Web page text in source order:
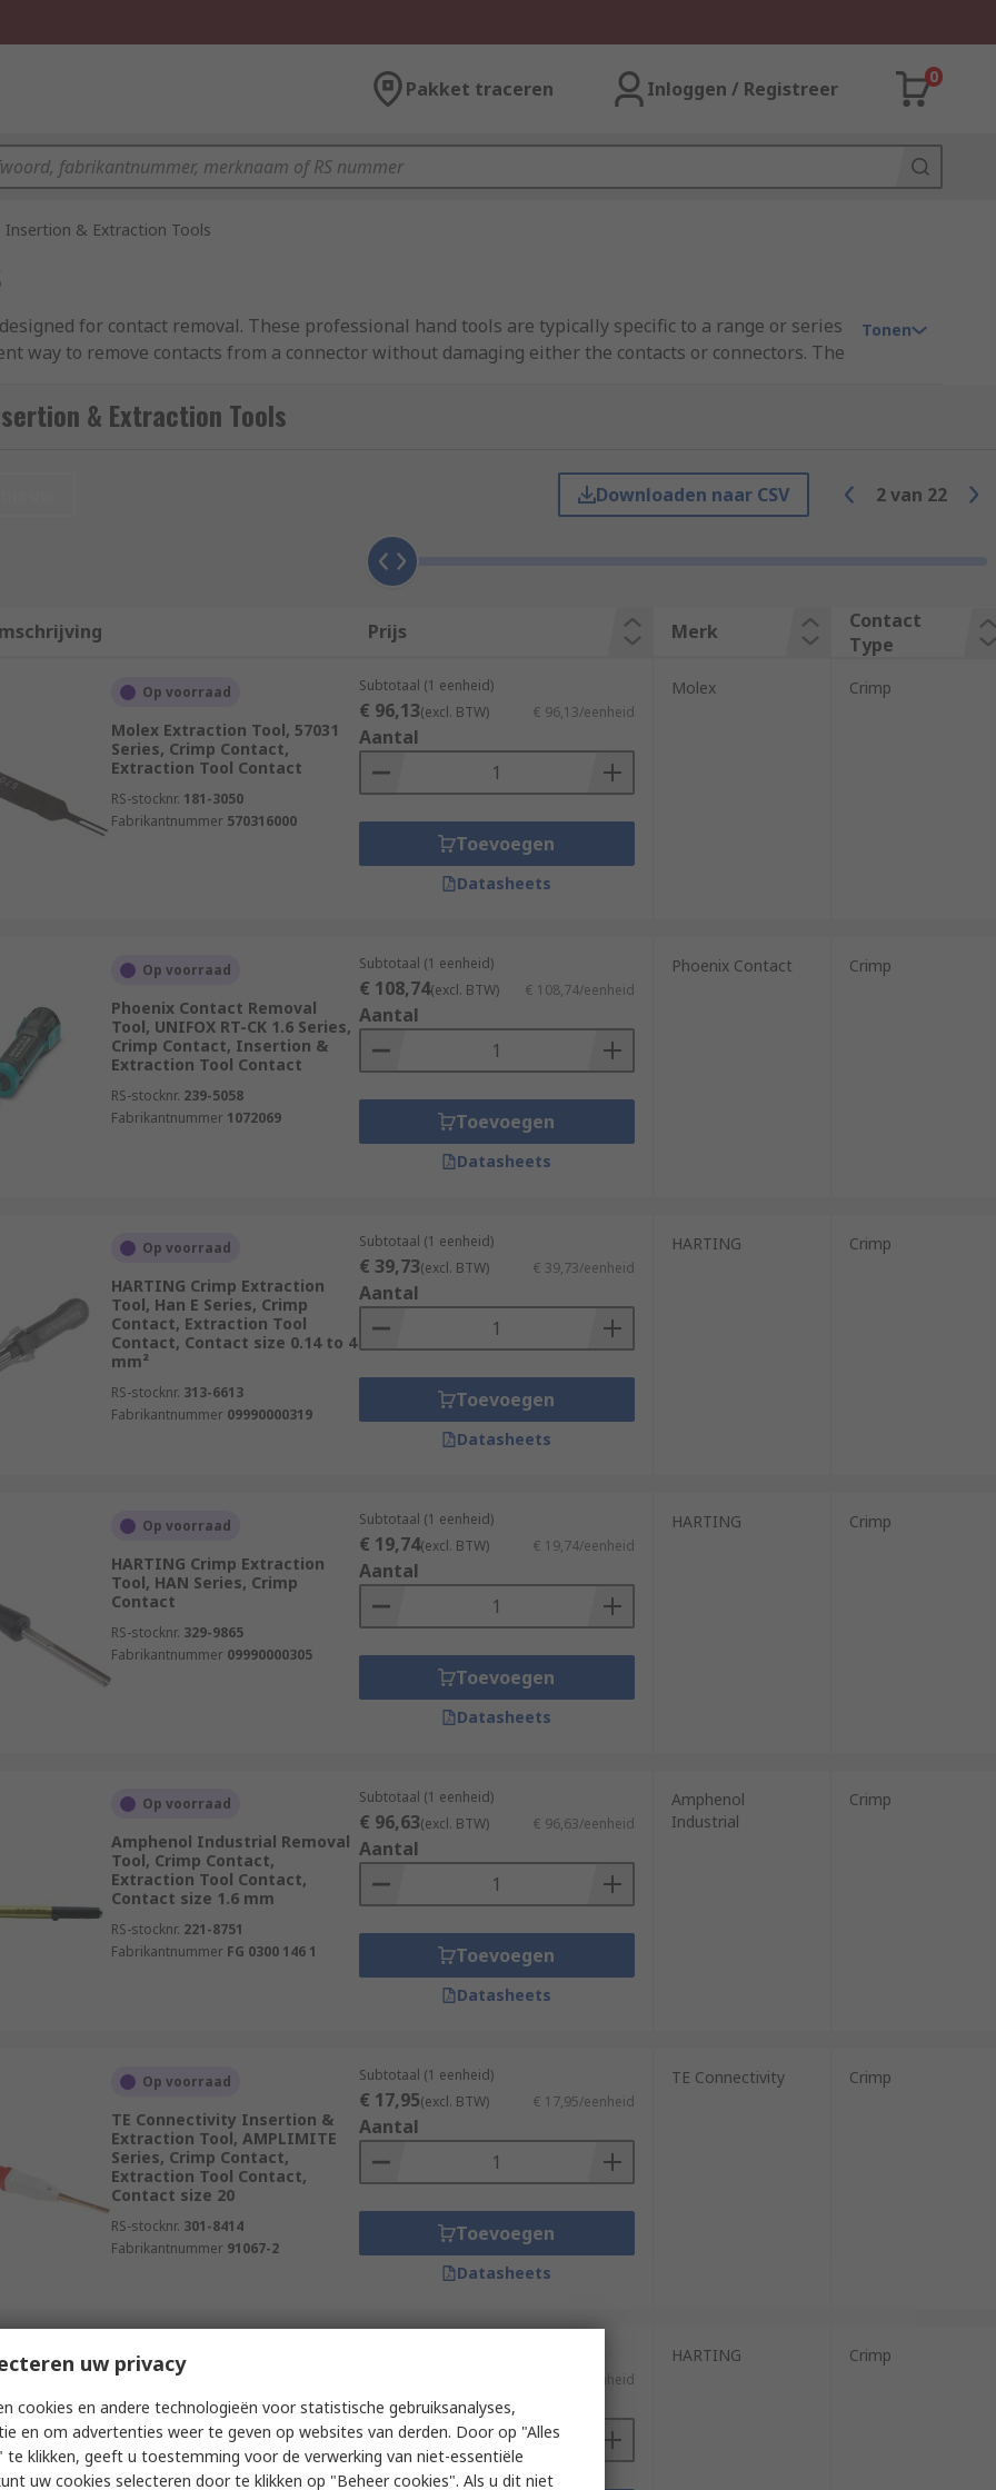
Pakket traceren Inloggen / Registreer
0
Insertion & Extraction Tools
for contact removal. These professional hand tools are typically specific to a range or series
way to remove contacts from a connector without damaging either the contacts or connectors. The
or can have more complex working parts depending on the requirements of the connector
that allow the tool to affix around contact and remove or insert in an easy action.
Tonen
& Extraction Tools
Downloaden naar CSV 2van 22
Prijs Merk
Contact
Type
Op voorraad
Molex Extraction Tool, 57031
Series, Crimp Contact,
Extraction Tool Contact
RS-stocknr. 181-3050
Fabrikantnummer 570316000
Subtotaal (1 eenheid)
€ 96,13(excl. BTW) € 96,13/eenheid
Aantal
Toevoegen
Datasheets
Molex Crimp
Op voorraad
Phoenix Contact Removal
Tool, UNIFOX RT-CK 1.6 Series,
Crimp Contact, Insertion &
Extraction Tool Contact
RS-stocknr. 239-5058
Fabrikantnummer 1072069
Subtotaal (1 eenheid)
€ 108,74(excl. BTW) € 108,74/eenheid
Aantal
Toevoegen
Datasheets
Phoenix Contact Crimp
Op voorraad
HARTING Crimp Extraction
Tool, Han E Series, Crimp
Contact, Extraction Tool
Contact, Contact size 0.14 to 4
mm²
RS-stocknr. 313-6613
Fabrikantnummer 09990000319
Subtotaal (1 eenheid)
€ 39,73(excl. BTW) € 39,73/eenheid
Aantal
Toevoegen
Datasheets
HARTING Crimp
Op voorraad
HARTING Crimp Extraction
Tool, HAN Series, Crimp
Contact
RS-stocknr. 329-9865
Fabrikantnummer 09990000305
Subtotaal (1 eenheid)
€ 19,74(excl. BTW) € 19,74/eenheid
Aantal
Toevoegen
Datasheets
HARTING Crimp
Op voorraad
Amphenol Industrial Removal
Tool, Crimp Contact,
Extraction Tool Contact,
Contact size 1.6 mm
RS-stocknr. 221-8751
Fabrikantnummer FG 0300 146 1
Subtotaal (1 eenheid)
€ 96,63(excl. BTW) € 96,63/eenheid
Aantal
Toevoegen
Datasheets
Amphenol
Industrial
Crimp
Op voorraad
TE Connectivity Insertion &
Extraction Tool, AMPLIMITE
Series, Crimp Contact,
Extraction Tool Contact,
Contact size 20
RS-stocknr. 301-8414
Fabrikantnummer 91067-2
Subtotaal (1 eenheid)
€ 17,95(excl. BTW) € 17,95/eenheid
Aantal
Toevoegen
Datasheets
TE Connectivity Crimp
Op voorraad
HARTING Insertion &
Extraction Tool, TB Series,
Crimp Contact, Extraction &
Insertion Tool Contact,
Contact size 1.7 mm
€ 38,40/eenheid
Aantal
HARTING Crimp
uw privacy
cookies en andere technologieën voor statistische gebruiksanalyses,
en om advertenties weer te geven op websites van derden. Door op "Alles
te klikken, geeft u toestemming voor de verwerking van niet-essentiële
uw cookies selecteren door te klikken op "Beheer cookies". Als u dit niet